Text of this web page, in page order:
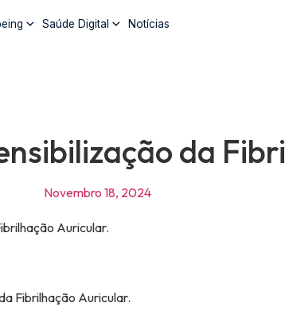
Saúde Digital Notícias
da
Novembro 18, 2024
Auricular.
Fibrilhação Auricular.​